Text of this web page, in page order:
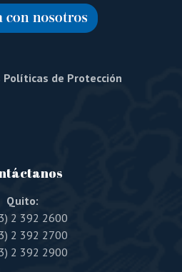
Políticas de Protección
Quito:
2 392 2600
2 392 2700
2 392 2900